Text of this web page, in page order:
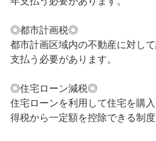
◎都市計画税◎
都市計画区域内の不動産に対し
支払う必要があります。
◎住宅ローン減税◎
住宅ローンを利用して住宅を購
得税から一定額を控除できる制度